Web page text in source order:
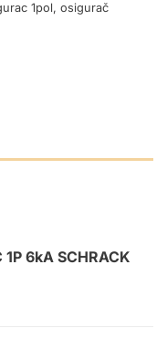
1pol, osigurač
6kA SCHRACK